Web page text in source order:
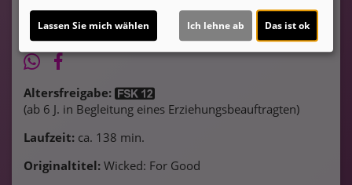
Altersfreigabe:
(ab 6 J. in Begleitung eines Erziehungsbeauftragten)
Laufzeit: ca. 138 min.
Originaltitel: Wicked: For Good
Lassen Sie mich wählen Ich lehne ab Das ist ok